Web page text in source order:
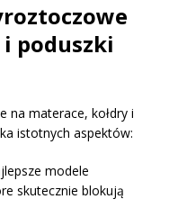
poduszki
na materace, kołdry i
istotnych aspektów:
modele
skutecznie blokują